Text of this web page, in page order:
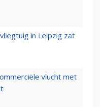
in Leipzig zat
vlucht met